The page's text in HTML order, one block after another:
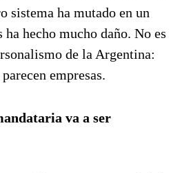
sistema ha mutado en un
hecho mucho daño. No es
de la Argentina:
empresas.
va a ser